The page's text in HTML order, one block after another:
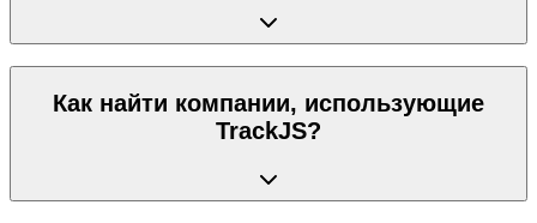
Как найти компании, использующие
TrackJS?